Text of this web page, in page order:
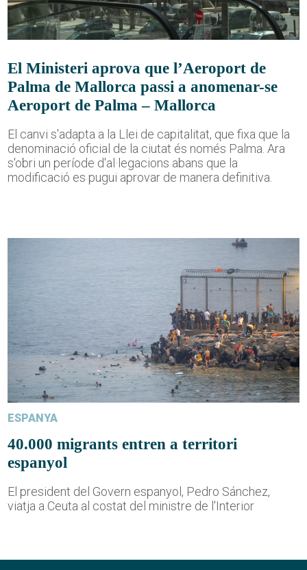
El Ministeri aprova que l’Aeroport de
Palma de Mallorca passi a anomenar-se
Aeroport de Palma – Mallorca
El canvi s'adapta a la Llei de capitalitat, que fixa que la
denominació oficial de la ciutat és només Palma. Ara
s'obri un període d'al·legacions abans que la
modificació es pugui aprovar de manera definitiva.
ESPANYA
40.000 migrants entren a territori
espanyol
El president del Govern espanyol, Pedro Sánchez,
viatja a Ceuta al costat del ministre de l'Interior